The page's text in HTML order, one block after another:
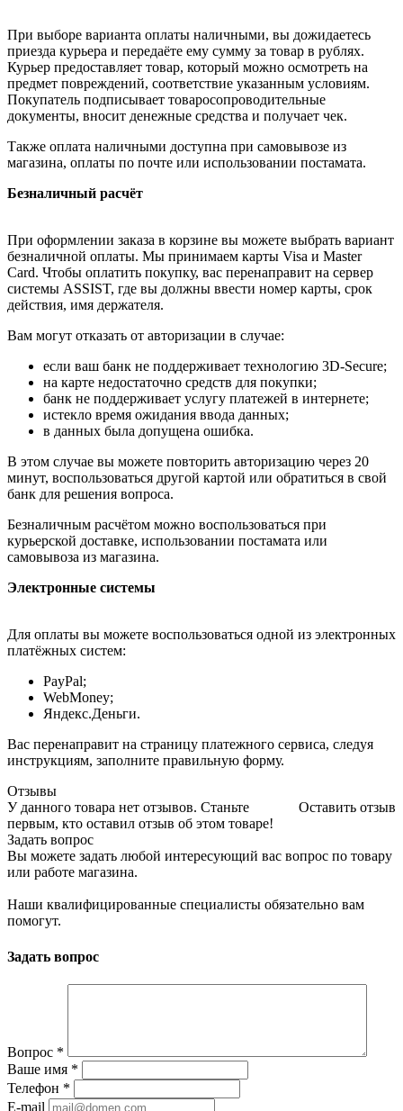
При выборе варианта оплаты наличными, вы дожидаетесь
приезда курьера и передаёте ему сумму за товар в рублях.
Курьер предоставляет товар, который можно осмотреть на
предмет повреждений, соответствие указанным условиям.
Покупатель подписывает товаросопроводительные
документы, вносит денежные средства и получает чек.
Также оплата наличными доступна при самовывозе из
магазина, оплаты по почте или использовании постамата.
Безналичный расчёт
При оформлении заказа в корзине вы можете выбрать вариант
безналичной оплаты. Мы принимаем карты Visa и Master
Card. Чтобы оплатить покупку, вас перенаправит на сервер
системы ASSIST, где вы должны ввести номер карты, срок
действия, имя держателя.
Вам могут отказать от авторизации в случае:
если ваш банк не поддерживает технологию 3D-Secure;
на карте недостаточно средств для покупки;
банк не поддерживает услугу платежей в интернете;
истекло время ожидания ввода данных;
в данных была допущена ошибка.
В этом случае вы можете повторить авторизацию через 20
минут, воспользоваться другой картой или обратиться в свой
банк для решения вопроса.
Безналичным расчётом можно воспользоваться при
курьерской доставке, использовании постамата или
самовывоза из магазина.
Электронные системы
Для оплаты вы можете воспользоваться одной из электронных
платёжных систем:
PayPal;
WebMoney;
Яндекс.Деньги.
Вас перенаправит на страницу платежного сервиса, следуя
инструкциям, заполните правильную форму.
Отзывы
Оставить отзыв
У данного товара нет отзывов. Станьте
первым, кто оставил отзыв об этом товаре!
Задать вопрос
Вы можете задать любой интересующий вас вопрос по товару
или работе магазина.
Наши квалифицированные специалисты обязательно вам
помогут.
Задать вопрос
Вопрос *
Ваше имя *
Телефон *
E-mail